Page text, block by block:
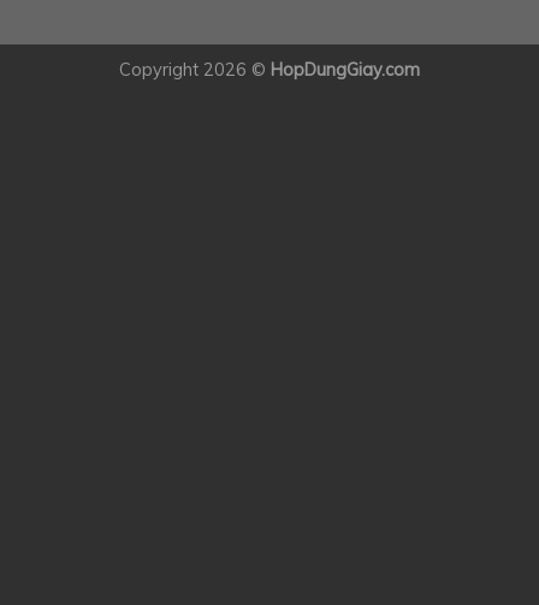
Copyright 2026 © HopDungGiay.com